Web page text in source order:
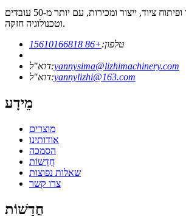
החברה משלבת מחקר ופיתוח ציוד, ייצור ומכירות, עם יותר מ-50 עובדים
וטכנולוגיה חזקה.
טלפון:+86 15610166818
דוא"ל:yannysima@lizhimachinery.com
דוא"ל:yannylizhi@163.com
מֵידָע
מוצרים
אודותינו
הסמכה
חֲדָשׁוֹת
שאלות נפוצות
צרו קשר
חֲדָשׁוֹת